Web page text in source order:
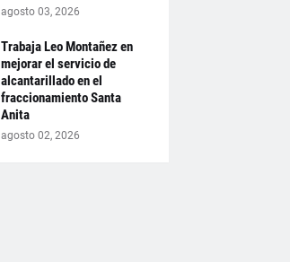
agosto 03, 2026
Trabaja Leo Montañez en
mejorar el servicio de
alcantarillado en el
fraccionamiento Santa
Anita
agosto 02, 2026